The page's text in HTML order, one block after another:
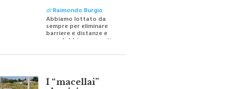
diRaimondo Burgio
Abbiamo lottato da
sempre per eliminare
barriere e distanze e
oggi dobbiamo ripartire
I “macellai”
abusivi e